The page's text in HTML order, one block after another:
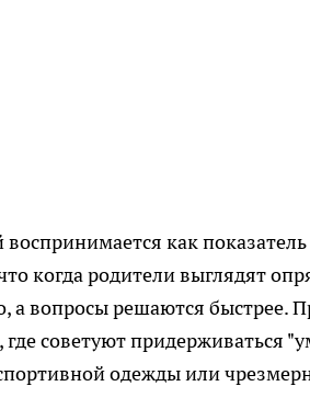
как
когда родители выглядят
а вопросы решаются быстрее.
советуют придерживаться
одежды или